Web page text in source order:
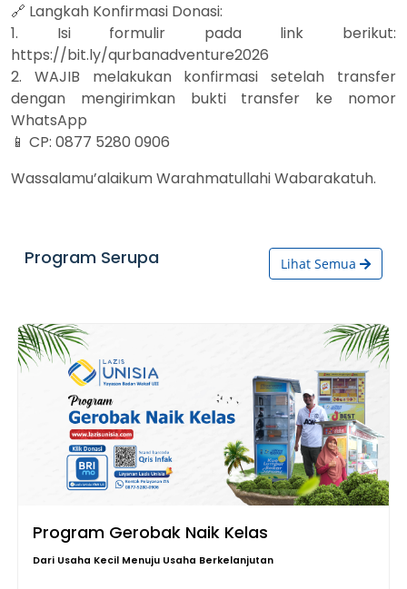
🔗 Langkah Konfirmasi Donasi:
1. Isi formulir pada link berikut:
https://bit.ly/qurbanadventure2026
2. WAJIB melakukan konfirmasi setelah transfer
dengan mengirimkan bukti transfer ke nomor
WhatsApp
📱 CP: 0877 5280 0906
Wassalamu’alaikum Warahmatullahi Wabarakatuh.
Program Serupa Lihat Semua
Program Gerobak Naik Kelas
Dari Usaha Kecil Menuju Usaha Berkelanjutan